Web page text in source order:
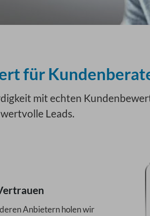
für
mit echten
Leads.
Anbietern holen wir